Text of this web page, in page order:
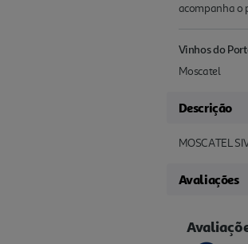
acompanha o
Vinhos do
Moscatel
Descrição
MOSCATEL
Avaliações